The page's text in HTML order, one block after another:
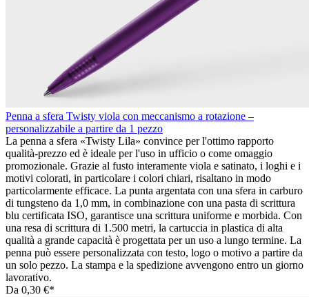
Penna a sfera Twisty viola con meccanismo a rotazione –
personalizzabile a partire da 1 pezzo
La penna a sfera «Twisty Lila» convince per l'ottimo rapporto
qualità-prezzo ed è ideale per l'uso in ufficio o come omaggio
promozionale. Grazie al fusto interamente viola e satinato, i loghi e i
motivi colorati, in particolare i colori chiari, risaltano in modo
particolarmente efficace. La punta argentata con una sfera in carburo
di tungsteno da 1,0 mm, in combinazione con una pasta di scrittura
blu certificata ISO, garantisce una scrittura uniforme e morbida. Con
una resa di scrittura di 1.500 metri, la cartuccia in plastica di alta
qualità a grande capacità è progettata per un uso a lungo termine. La
penna può essere personalizzata con testo, logo o motivo a partire da
un solo pezzo. La stampa e la spedizione avvengono entro un giorno
lavorativo.
Da 0,30 €*